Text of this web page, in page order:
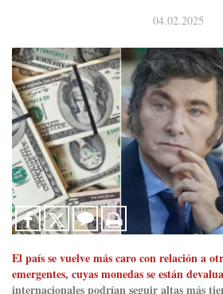
04.02.2025
El país se vuelve más caro con relación a
emergentes, cuyas monedas se están
internacionales podrían seguir altas más